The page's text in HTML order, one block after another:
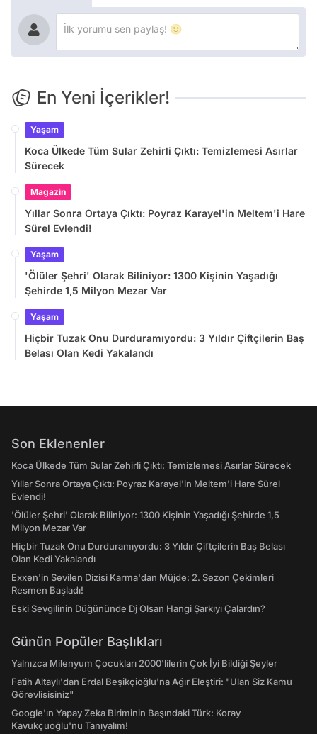
En Yeni İçerikler!
Yaşam
Koca Ülkede Tüm Sular Zehirli Çıktı: Temizlemesi Asırlar
Sürecek
Magazin
Yıllar Sonra Ortaya Çıktı: Poyraz Karayel'in Meltem'i Hare
Sürel Evlendi!
Yaşam
'Ölüler Şehri' Olarak Biliniyor: 1300 Kişinin Yaşadığı
Şehirde 1,5 Milyon Mezar Var
Yaşam
Hiçbir Tuzak Onu Durduramıyordu: 3 Yıldır Çiftçilerin Baş
Belası Olan Kedi Yakalandı
Son Eklenenler
Koca Ülkede Tüm Sular Zehirli Çıktı: Temizlemesi Asırlar Sürecek
Yıllar Sonra Ortaya Çıktı: Poyraz Karayel'in Meltem'i Hare Sürel
Evlendi!
'Ölüler Şehri' Olarak Biliniyor: 1300 Kişinin Yaşadığı Şehirde 1,5
Milyon Mezar Var
Hiçbir Tuzak Onu Durduramıyordu: 3 Yıldır Çiftçilerin Baş Belası
Olan Kedi Yakalandı
Exxen'in Sevilen Dizisi Karma'dan Müjde: 2. Sezon Çekimleri
Resmen Başladı!
Eski Sevgilinin Düğününde Dj Olsan Hangi Şarkıyı Çalardın?
Günün Popüler Başlıkları
Yalnızca Milenyum Çocukları 2000'lilerin Çok İyi Bildiği Şeyler
Fatih Altaylı'dan Erdal Beşikçioğlu'na Ağır Eleştiri: "Ulan Siz Kamu
Görevlisisiniz"
Google'ın Yapay Zeka Biriminin Başındaki Türk: Koray
Kavukçuoğlu'nu Tanıyalım!